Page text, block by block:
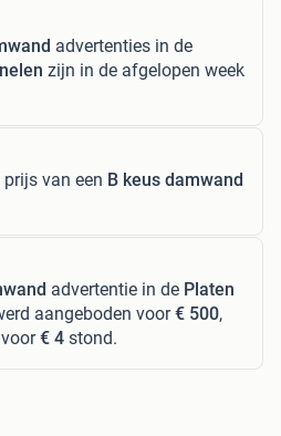
advertenties in de
zijn in de afgelopen week
van een B keus damwand
advertentie in de Platen
aangeboden voor€ 500,
€ 4 stond.